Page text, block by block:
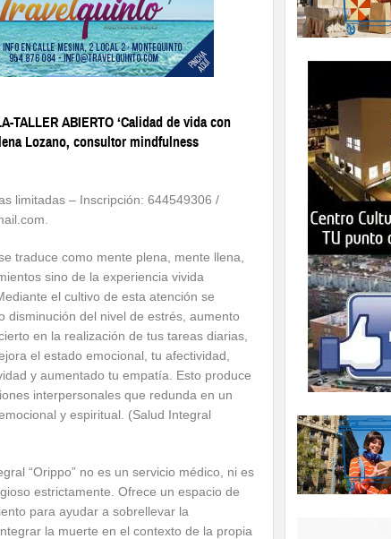
TALLER ABIERTO ‘Calidad de vida con
Lozano, consultor mindfulness
limitadas – Inscripción: 644549306 /
m.
traduce como mente plena, mente llena,
sino de la experiencia vivida
el cultivo de esta atención se
disminución del nivel de estrés, aumento
en la realización de tus tareas diarias,
el estado emocional, tu afectividad,
y aumentado tu empatía. Esto produce
interpersonales que redunda en un
y espiritual. (Salud Integral
“Orippo” no es un servicio médico, ni es
estrictamente. Ofrece un espacio de
para ayudar a sobrellevar la
la muerte en el contexto de la propia